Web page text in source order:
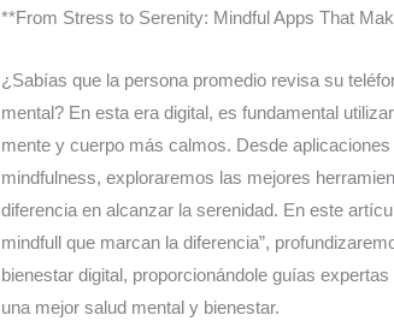
**From Stress to Serenity: Mindful Apps That
¿Sabías que la persona promedio revisa su
mental? En esta era digital, es fundamental
mente y cuerpo más calmos. Desde
mindfulness, exploraremos las mejores
diferencia en alcanzar la serenidad. En este
mindfull que marcan la diferencia”,
bienestar digital, proporcionándole guías
una mejor salud mental y bienestar.